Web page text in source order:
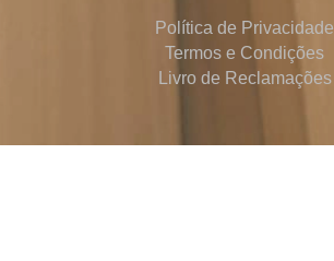
Política de Privacidade
Termos e Condições
Livro de Reclamações